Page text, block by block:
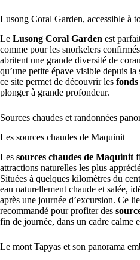
Lusong Coral Garden, accessible à
Le Lusong Coral Garden est
comme pour les snorkelers
abritent une grande diversité de
qu’une petite épave visible depuis la
ce site permet de découvrir les
plonger à grande profondeur.
Sources chaudes et randonnées
Les sources chaudes de Maquinit
Les sources chaudes de Maquinit
attractions naturelles les plus
Situées à quelques kilomètres du
eau naturellement chaude et salée,
après une journée d’excursion. Ce
recommandé pour profiter des
fin de journée, dans un cadre calme
Le mont Tapyas et son panorama